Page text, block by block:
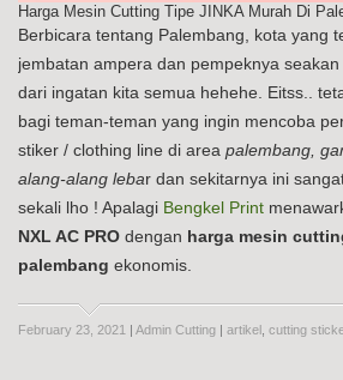
Harga Mesin Cutting Tipe JINKA Murah Di
Berbicara tentang Palembang, kota yang
jembatan ampera dan pempeknya
dari ingatan kita semua hehehe. Eitss..
bagi teman-teman yang ingin mencoba
stiker / clothing line di area palembang,
alang-alang lebar dan sekitarnya ini
sekali lho ! Apalagi Bengkel Print
NXL AC PRO dengan harga mesin
palembang ekonomis.
February 23, 2021 | Admin Cutting | artikel cutting